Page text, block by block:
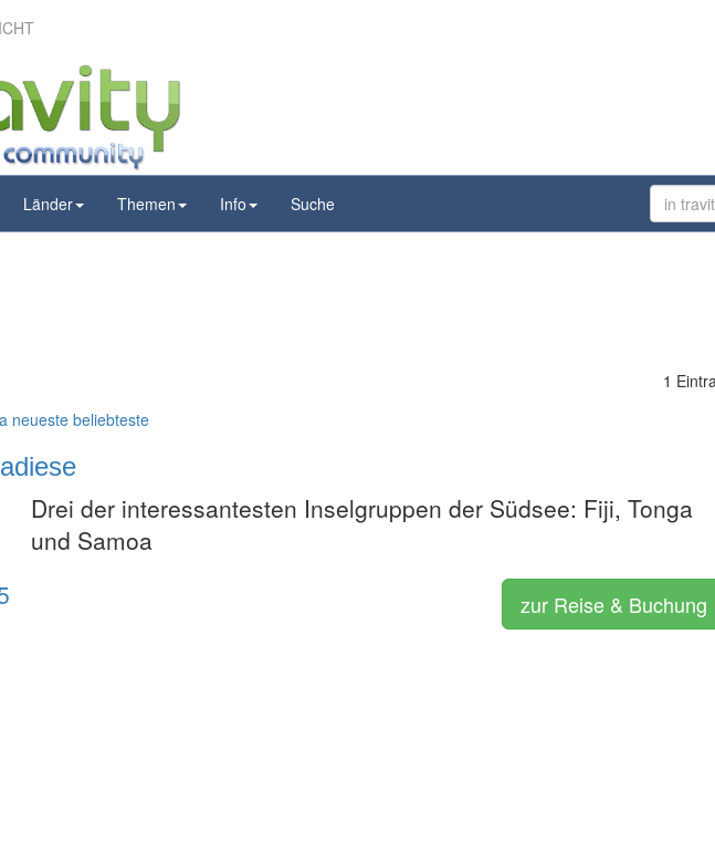
Länder Themen Info Suche
1
neueste beliebteste
Drei der interessantesten Inselgruppen der Südsee: Fiji, Tonga
und Samoa
zur Reise & Buchung